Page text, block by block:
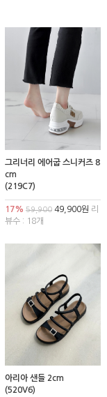
그리너리 에어굽 스니커즈 8
cm
(219C7)
17% 59,900 49,900원 리
뷰수 : 18개
아리아 샌들 2cm
(520V6)